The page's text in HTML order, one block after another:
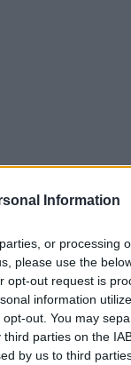
Information
or processing
please use the
opt-out request is
information
out. You may
parties on the
by us to third